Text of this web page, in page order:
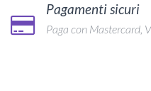
Pagamenti sicuri
Paga con Mastercard,